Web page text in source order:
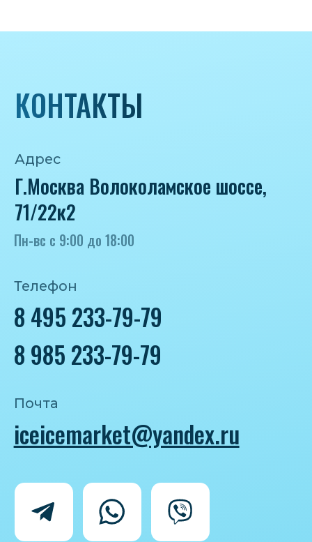
Политика конфиденциальности
Согласие на обработку персональных